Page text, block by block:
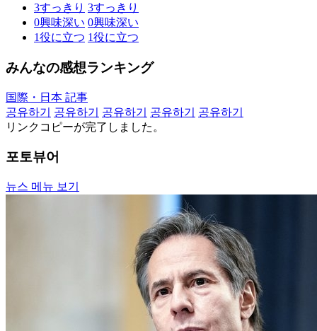
3すっきり 3すっきり
0興味深い 0興味深い
1役に立つ 1役に立つ
みんなの感想ランキング
国際・日本 記事
공유하기
공유하기 공유하기 공유하기
공유하기
リンクコピーが完了しました。
포토뷰어
뉴스 메뉴 보기